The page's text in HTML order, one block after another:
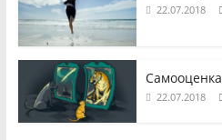
22.07.2018
Самооценка
22.07.2018